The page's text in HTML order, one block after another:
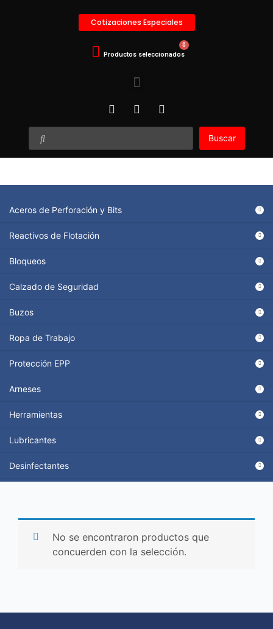
Cotizaciones Especiales
Buscar
Aceros de Perforación y Bits
Reactivos de Flotación
Bloqueos
Calzado de Seguridad
Buzos
Ropa de Trabajo
Protección EPP
Arneses
Herramientas
Lubricantes
Desinfectantes
No se encontraron productos que
concuerden con la selección.